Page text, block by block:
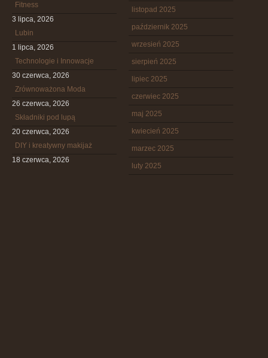
Fitness
3 lipca, 2026
Lubin
1 lipca, 2026
Technologie i Innowacje
30 czerwca, 2026
Zrównoważona Moda
26 czerwca, 2026
Składniki pod lupą
20 czerwca, 2026
DIY i kreatywny makijaż
18 czerwca, 2026
listopad 2025
październik 2025
wrzesień 2025
sierpień 2025
lipiec 2025
czerwiec 2025
maj 2025
kwiecień 2025
marzec 2025
luty 2025